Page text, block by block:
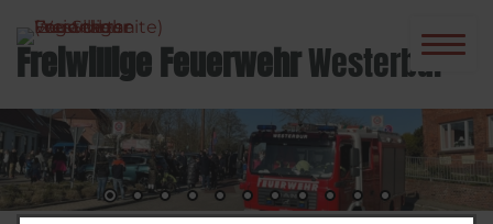
Freiwillige FeuerwehrWesterbur